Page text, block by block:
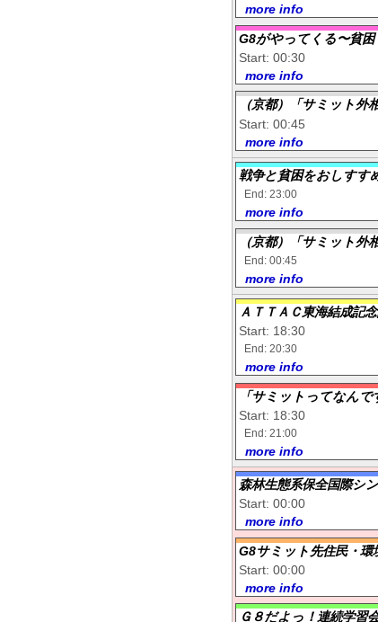
more info
G8がやってくる〜貧困
Start: 00:30
more info
（京都）「サミット外
Start: 00:45
more info
戦争と貧困をおしすす
End: 23:00
more info
（京都）「サミット外
End: 00:45
more info
ＡＴＴＡＣ東海結成記
Start: 18:30
End: 20:30
more info
「サミットってなん
Start: 18:30
End: 21:00
more info
森林生態系保全国際シ
Start: 00:00
more info
G8サミット先住民・環
Start: 00:00
more info
Ｇ８だよっ！連続学習